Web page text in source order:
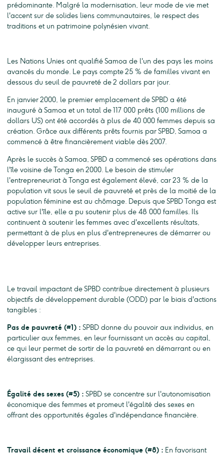
prédominante. Malgré la modernisation, leur mode de vie met
l'accent sur de solides liens communautaires, le respect des
traditions et un patrimoine polynésien vivant.
Les Nations Unies ont qualifié Samoa de l'un des pays les moins
avancés du monde. Le pays compte 25 % de familles vivant en
dessous du seuil de pauvreté de 2 dollars par jour.
En janvier 2000, le premier emplacement de SPBD a été
inauguré à Samoa et un total de 117 000 prêts (100 millions de
dollars US) ont été accordés à plus de 40 000 femmes depuis sa
création. Grâce aux différents prêts fournis par SPBD, Samoa a
commencé à être financièrement viable dès 2007.
Après le succès à Samoa, SPBD a commencé ses opérations dans
l'île voisine de Tonga en 2000. Le besoin de stimuler
l'entrepreneuriat à Tonga est également élevé, car 23 % de la
population vit sous le seuil de pauvreté et près de la moitié de la
population féminine est au chômage. Depuis que SPBD Tonga est
active sur l'île, elle a pu soutenir plus de 48 000 familles. Ils
continuent à soutenir les femmes avec d'excellents résultats,
permettant à de plus en plus d'entrepreneures de démarrer ou
développer leurs entreprises.
Le travail impactant de SPBD contribue directement à plusieurs
objectifs de développement durable (ODD) par le biais d'actions
tangibles :
Pas de pauvreté (#1) : SPBD donne du pouvoir aux individus, en
particulier aux femmes, en leur fournissant un accès au capital,
ce qui leur permet de sortir de la pauvreté en démarrant ou en
élargissant des entreprises.
Égalité des sexes (#5) : SPBD se concentre sur l'autonomisation
économique des femmes et promeut l'égalité des sexes en
offrant des opportunités égales d'indépendance financière.
Travail décent et croissance économique (#8) : En favorisant